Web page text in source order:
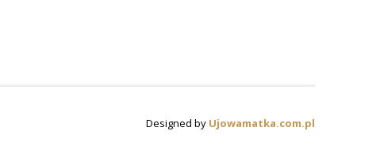
Designed by Ujowamatka.com.pl